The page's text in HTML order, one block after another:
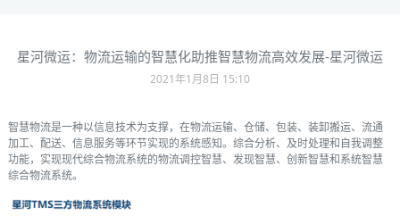
星河微运：物流运输的智慧化助推智慧物流高效发展-星河微运
2021年1月8日 15:10
智慧物流是一种以信息技术为支撑，在物流运输、仓储、包装、装卸搬运、流通
加工、配送、信息服务等环节实现的系统感知。综合分析、及时处理和自我调整
功能，实现现代综合物流系统的物流调控智慧、发现智慧、创新智慧和系统智慧
综合物流系统。